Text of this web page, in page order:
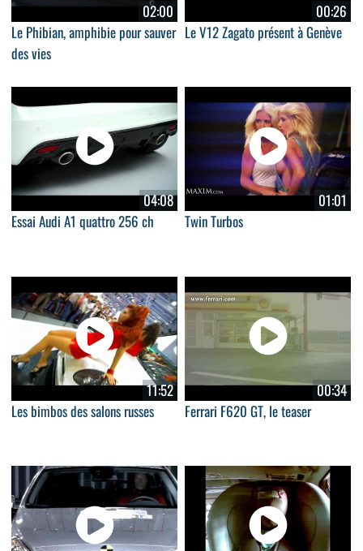
02:00
Le Phibian, amphibie pour sauver
des vies
00:26
Le V12 Zagato présent à Genève
04:08
Essai Audi A1 quattro 256 ch
01:01
Twin Turbos
11:52
Les bimbos des salons russes
00:34
Ferrari F620 GT, le teaser